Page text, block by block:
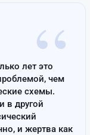
“
лет это
чем
схемы.
в другой
и жертва как